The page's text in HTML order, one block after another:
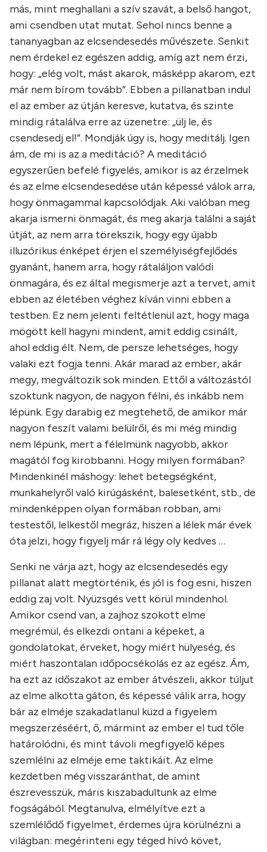
más, mint meghallani a szív szavát, a belső hangot,
ami csendben utat mutat. Sehol nincs benne a
tananyagban az elcsendesedés művészete. Senkit
nem érdekel ez egészen addig, amíg azt nem érzi,
hogy: „elég volt, mást akarok, másképp akarom, ezt
már nem bírom tovább”. Ebben a pillanatban indul
el az ember az útján keresve, kutatva, és szinte
mindig rátalálva erre az üzenetre: „ülj le, és
csendesedj el!”. Mondják úgy is, hogy meditálj. Igen
ám, de mi is az a meditáció? A meditáció
egyszerűen befelé figyelés, amikor is az érzelmek
és az elme elcsendesedése után képessé válok arra,
hogy önmagammal kapcsolódjak. Aki valóban meg
akarja ismerni önmagát, és meg akarja találni a saját
útját, az nem arra törekszik, hogy egy újabb
illuzórikus énképet érjen el személyiségfejlődés
gyanánt, hanem arra, hogy rátaláljon valódi
önmagára, és ez által megismerje azt a tervet, amit
ebben az életében véghez kíván vinni ebben a
testben. Ez nem jelenti feltétlenül azt, hogy maga
mögött kell hagyni mindent, amit eddig csinált,
ahol eddig élt. Nem, de persze lehetséges, hogy
valaki ezt fogja tenni. Akár marad az ember, akár
megy, megváltozik sok minden. Ettől a változástól
szoktunk nagyon, de nagyon félni, és inkább nem
lépünk. Egy darabig ez megtehető, de amikor már
nagyon feszít valami belülről, és mi még mindig
nem lépünk, mert a félelmünk nagyobb, akkor
magától fog kirobbanni. Hogy milyen formában?
Mindenkinél máshogy: lehet betegségként,
munkahelyről való kirúgásként, balesetként, stb., de
mindenképpen olyan formában robban, ami
testestől, lelkestől megráz, hiszen a lélek már évek
óta jelzi, hogy figyelj már rá légy oly kedves …
Senki ne várja azt, hogy az elcsendesedés egy
pillanat alatt megtörténik, és jól is fog esni, hiszen
eddig zaj volt. Nyüzsgés vett körül mindenhol.
Amikor csend van, a zajhoz szokott elme
megrémül, és elkezdi ontani a képeket, a
gondolatokat, érveket, hogy miért hülyeség, és
miért haszontalan időpocsékolás ez az egész. Ám,
ha ezt az időszakot az ember átvészeli, akkor túljut
az elme alkotta gáton, és képessé válik arra, hogy
bár az elméje szakadatlanul küzd a figyelem
megszerzéséért, ő, mármint az ember el tud tőle
határolódni, és mint távoli megfigyelő képes
szemlélni az elméje eme taktikáit. Az elme
kezdetben még visszaránthat, de amint
észrevesszük, máris kiszabadultunk az elme
fogságából. Megtanulva, elmélyítve ezt a
szemlélődő figyelmet, érdemes újra körülnézni a
világban: megérinteni egy téged hívó követ,